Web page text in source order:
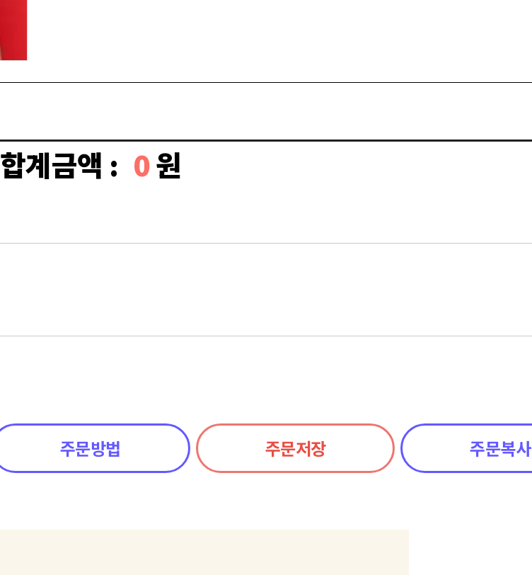
합계금액 : 0원
주문방법 주문저장 주문복사